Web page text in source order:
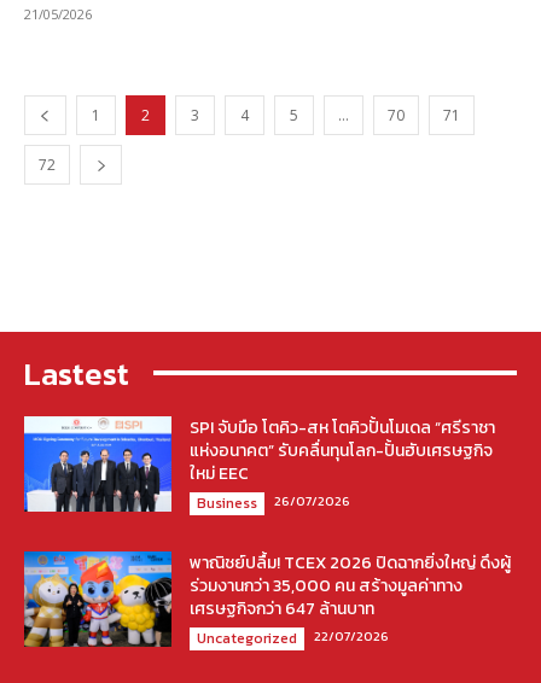
21/05/2026
1 2 3 4 5 … 70 71
72
Lastest
SPI จับมือ โตคิว-สห โตคิวปั้นโมเดล “ศรีราชา
แห่งอนาคต” รับคลื่นทุนโลก-ปั้นฮับเศรษฐกิจ
ใหม่ EEC
Business 26/07/2026
พาณิชย์ปลื้ม! TCEX 2026 ปิดฉากยิ่งใหญ่ ดึงผู้
ร่วมงานกว่า 35,000 คน สร้างมูลค่าทาง
เศรษฐกิจกว่า 647 ล้านบาท
Uncategorized 22/07/2026